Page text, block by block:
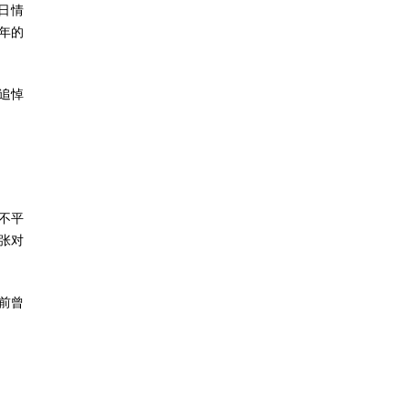
情
的
悼
平
对
曾